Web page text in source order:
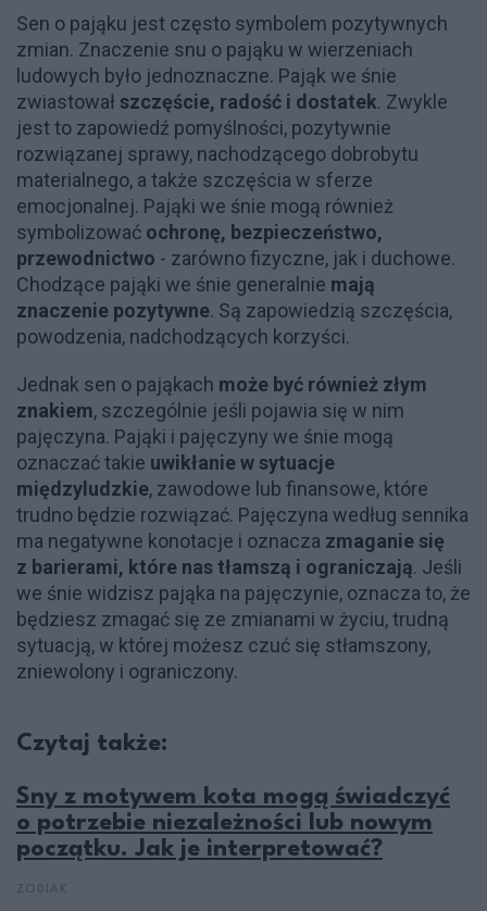
Sen o pająku jest często symbolem pozytywnych
zmian. Znaczenie snu o pająku w wierzeniach
ludowych było jednoznaczne. Pająk we śnie
zwiastował szczęście, radość i dostatek. Zwykle
jest to zapowiedź pomyślności, pozytywnie
rozwiązanej sprawy, nachodzącego dobrobytu
materialnego, a także szczęścia w sferze
emocjonalnej. Pająki we śnie mogą również
symbolizować ochronę, bezpieczeństwo,
przewodnictwo - zarówno fizyczne, jak i duchowe.
Chodzące pająki we śnie generalnie mają
znaczenie pozytywne. Są zapowiedzią szczęścia,
powodzenia, nadchodzących korzyści​.
Jednak sen o pająkach może być również złym
znakiem, szczególnie jeśli pojawia się w nim
pajęczyna. Pająki i pajęczyny we śnie mogą
oznaczać takie uwikłanie w sytuacje
międzyludzkie, zawodowe lub finansowe, które
trudno będzie rozwiązać. Pajęczyna według sennika
ma negatywne konotacje i oznacza zmaganie się
z barierami, które nas tłamszą i ograniczają. Jeśli
we śnie widzisz pająka na pajęczynie, oznacza to, że
będziesz zmagać się ze zmianami w życiu, trudną
sytuacją, w której możesz czuć się stłamszony,
zniewolony i ograniczony​.
Czytaj także:
Sny z motywem kota mogą świadczyć
o potrzebie niezależności lub nowym
początku. Jak je interpretować?